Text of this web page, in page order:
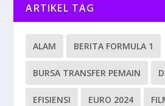
ARTIKEL TAG
ALAM BERITA FORMULA 1
BURSA TRANSFER PEMAIN
EFISIENSI EURO 2024